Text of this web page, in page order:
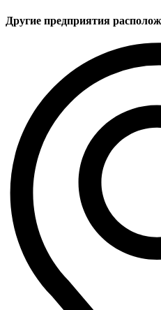
Другие предприятия